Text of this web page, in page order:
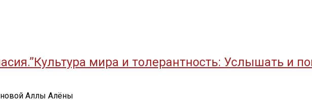
мира и толерантность: Услышать и
Аллы Алёны